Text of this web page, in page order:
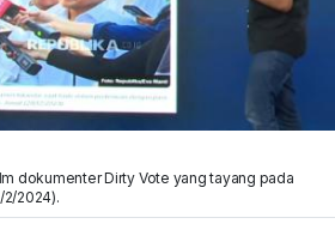
dokumenter Dirty Vote yang tayang pada
2/2024).